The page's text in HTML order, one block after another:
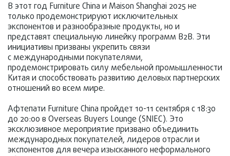
В этот год Furniture China и Maison Shanghai 2025 не
только продемонстрируют исключительных
экспонентов и разнообразные продукты, но и
представят специальную линейку программ B2B. Эти
инициативы призваны укрепить связи
с международными покупателями,
продемонстрировать силу мебельной промышленности
Китая и способствовать развитию деловых партнерских
отношений во всем мире.
Афтепати Furniture China пройдет 10-11 сентября с 18:30
до 20:00 в Overseas Buyers Lounge (SNIEC). Это
эксклюзивное мероприятие призвано объединить
международных покупателей, лидеров отрасли и
экспонентов для вечера изысканного неформального